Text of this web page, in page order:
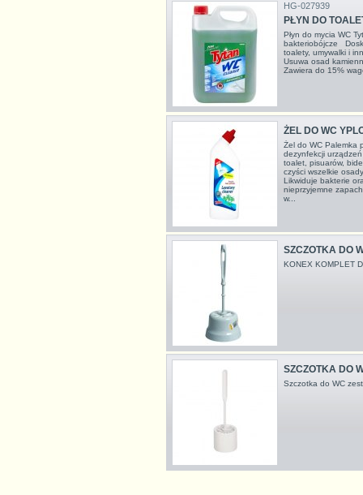
HG-027939
PŁYN DO
Płyn do mycia WC
bakteriobójcze
toalety, umywalki i
Usuwa osad
Zawiera do 15%
ŻEL DO WC
Żel do WC Palemka
dezynfekcji
toalet, pisuarów,
czyści wszelkie
Likwiduje bakterie
nieprzyjemne
w...
SZCZOTKA DO
KONEX KOMPLET
SZCZOTKA DO
Szczotka do WC